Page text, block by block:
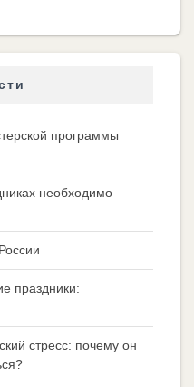
программы
необходимо
праздники:
стресс: почему он